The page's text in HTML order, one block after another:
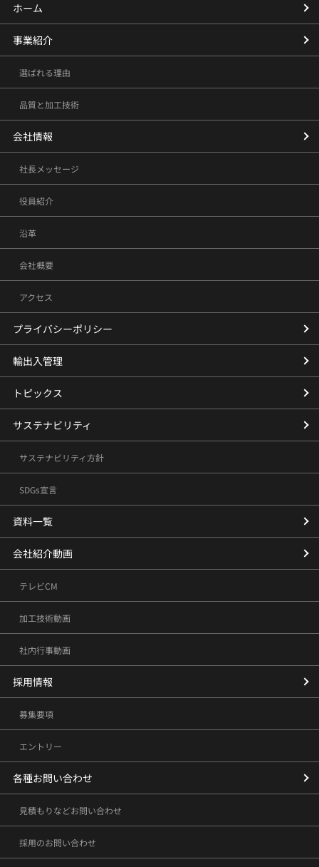
ホーム
事業紹介
選ばれる理由
品質と加工技術
会社情報
社長メッセージ
役員紹介
沿革
会社概要
アクセス
プライバシーポリシー
輸出入管理
トピックス
サステナビリティ
サステナビリティ方針
SDGs宣言
資料一覧
会社紹介動画
テレビCM
加工技術動画
社内行事動画
採用情報
募集要項
エントリー
各種お問い合わせ
見積もりなどお問い合わせ
採用のお問い合わせ